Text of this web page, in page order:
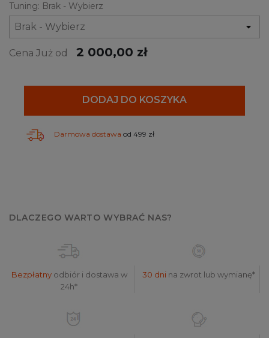
Tuning: Brak - Wybierz
Cena Już od 2 000,00 zł
DODAJ DO KOSZYKA
Darmowa dostawa od 499 zł
DLACZEGO WARTO WYBRAĆ NAS?
Bezpłatnyodbiór i dostawa w
24h*
30 dnina zwrot lub wymianę*